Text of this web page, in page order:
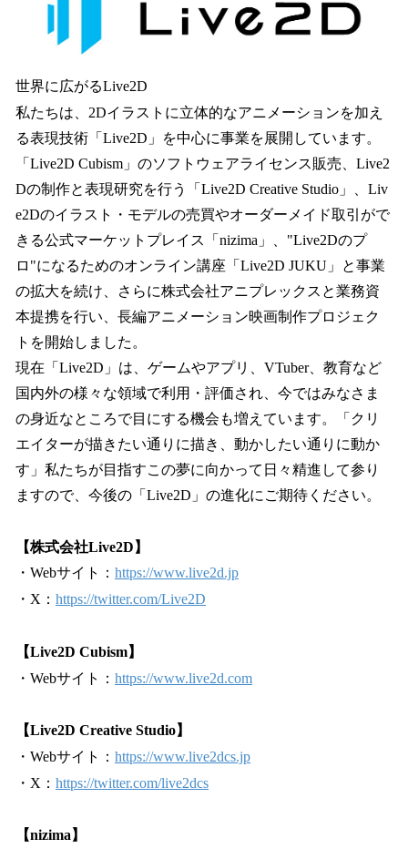
世界に広がるLive2D
私たちは、2Dイラストに立体的なアニメーションを加え
る表現技術「Live2D」を中心に事業を展開しています。
「Live2D Cubism」のソフトウェアライセンス販売、Live2
Dの制作と表現研究を行う「Live2D Creative Studio」、Liv
e2Dのイラスト・モデルの売買やオーダーメイド取引がで
きる公式マーケットプレイス「nizima」、"Live2Dのプ
ロ"になるためのオンライン講座「Live2D JUKU」と事業
の拡大を続け、さらに株式会社アニプレックスと業務資
本提携を行い、長編アニメーション映画制作プロジェク
トを開始しました。
現在「Live2D」は、ゲームやアプリ、VTuber、教育など
国内外の様々な領域で利用・評価され、今ではみなさま
の身近なところで目にする機会も増えています。「クリ
エイターが描きたい通りに描き、動かしたい通りに動か
す」私たちが目指すこの夢に向かって日々精進して参り
ますので、今後の「Live2D」の進化にご期待ください。
【株式会社Live2D】
・Webサイト： https://www.live2d.jp
・X： https://twitter.com/Live2D
【Live2D Cubism】
・Webサイト： https://www.live2d.com
【Live2D Creative Studio】
・Webサイト： https://www.live2dcs.jp
・X： https://twitter.com/live2dcs
【nizima】